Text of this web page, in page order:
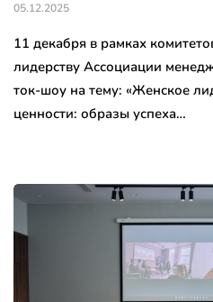
05.12.2025
11 декабря в рамках
лидерству Ассоциации
ток-шоу на тему: «Женское
ценности: образы успеха…